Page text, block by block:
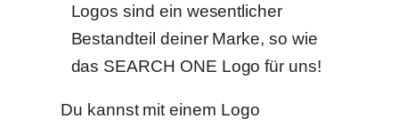
Logos sind ein wesentlicher
Bestandteil deiner Marke, so wie
das SEARCH ONE Logo für uns!
Du kannst mit einem Logo